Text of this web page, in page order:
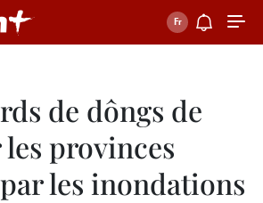
de dôngs de
provinces
les inondations